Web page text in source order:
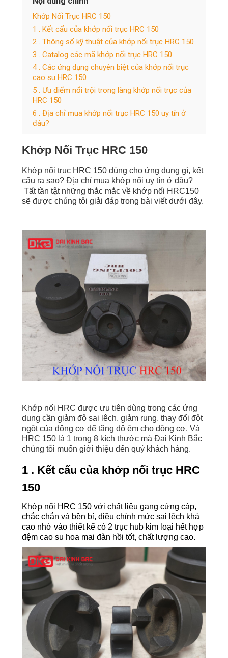
Khớp Nối Trục HRC 150
1 . Kết cấu của khớp nối trục HRC 150
2 . Thông số kỹ thuật của khớp nối trục HRC 150
3 . Catalog các mã khớp nối trục HRC 150
4 . Các ứng dụng chuyên biệt của khớp nối trục
cao su HRC 150
5 . Ưu điểm nổi trội trong làng khớp nối trục của
HRC 150
6 . Địa chỉ mua khớp nối trục HRC 150 uy tín ở
đâu?
Khớp Nối Trục HRC 150
Khớp nối trục HRC 150 dùng cho ứng dụng gì, kết
cấu ra sao? Địa chỉ mua khớp nối uy tín ở đâu?
Tất tần tật những thắc mắc về khớp nối HRC150
sẽ được chúng tôi giải đáp trong bài viết dưới đây.
Khớp nối HRC được ưu tiên dùng trong các ứng
dụng cần giảm độ sai lệch, giảm rung, thay đổi đột
ngột của động cơ để tăng độ êm cho động cơ. Và
HRC 150 là 1 trong 8 kích thước mà Đại Kinh Bắc
chúng tôi muốn giới thiệu đến quý khách hàng.
1 . Kết cấu của khớp nối trục HRC
150
Khớp nối HRC 150 với chất liệu gang cứng cáp,
chắc chắn và bền bỉ, điều chỉnh mức sai lệch khá
cao nhờ vào thiết kế có 2 trục hub kim loại hết hợp
đệm cao su hoa mai đàn hồi tốt, chất lượng cao.